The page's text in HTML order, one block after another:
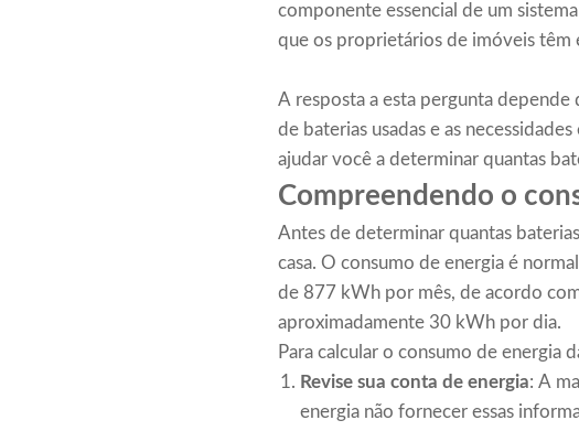
componente essencial de um
que os proprietários de imóveis têm
A resposta a esta pergunta
de baterias usadas e as
ajudar você a determinar quantas
Compreendendo o
Antes de determinar quantas
casa. O consumo de energia é
de 877 kWh por mês, de acordo
aproximadamente 30 kWh por dia.
Para calcular o consumo de energia
Revise sua conta de energia: A
energia não fornecer essas